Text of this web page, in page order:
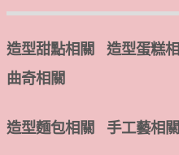
造型甜點相關 造型蛋糕
曲奇相關
造型麵包相關 手工藝